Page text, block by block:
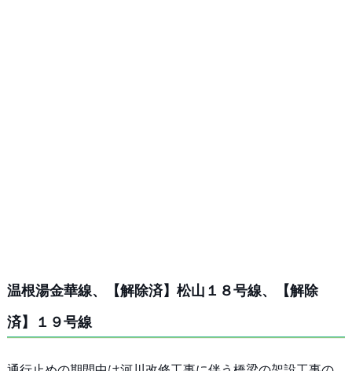
温根湯金華線、【解除済】松山１８号線、【解除
済】１９号線